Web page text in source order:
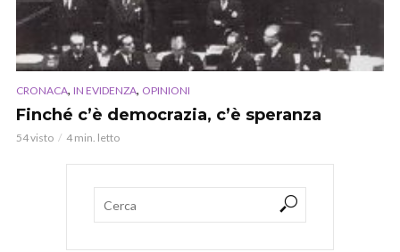
CRONACA, IN EVIDENZA, OPINIONI
Finché c’è democrazia, c’è speranza
54 visto 4 min. letto